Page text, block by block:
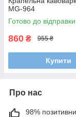
MG-964
Готово до відправки
860 ₴ 955 ₴
Купити
Про нас
98%